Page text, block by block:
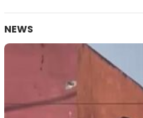
NEWS